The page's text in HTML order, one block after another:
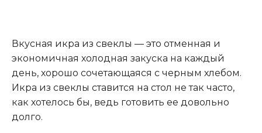
Вкусная икра из свеклы — это отменная и
экономичная холодная закуска на каждый
день, хорошо сочетающаяся с черным хлебом.
Икра из свеклы ставится на стол не так часто,
как хотелось бы, ведь готовить ее довольно
долго.